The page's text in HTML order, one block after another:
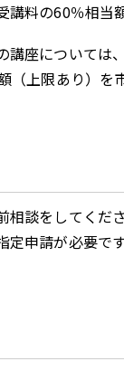
料の60％相当
座については
上限あり）を
談をしてくださ
申請が必要です